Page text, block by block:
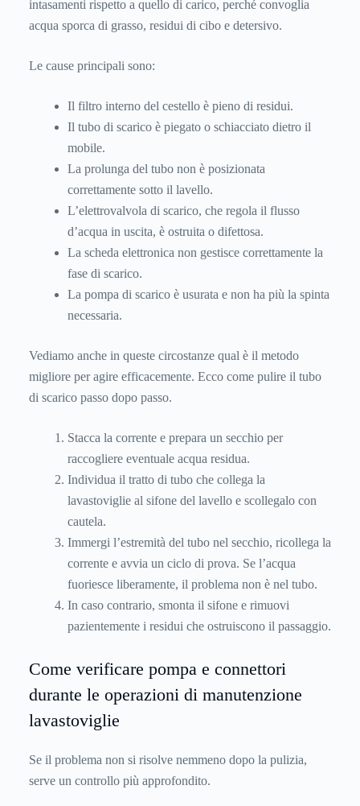
intasamenti rispetto a quello di carico, perché convoglia
acqua sporca di grasso, residui di cibo e detersivo.
Le cause principali sono:
Il filtro interno del cestello è pieno di residui.
Il tubo di scarico è piegato o schiacciato dietro il
mobile.
La prolunga del tubo non è posizionata
correttamente sotto il lavello.
L’elettrovalvola di scarico, che regola il flusso
d’acqua in uscita, è ostruita o difettosa.
La scheda elettronica non gestisce correttamente la
fase di scarico.
La pompa di scarico è usurata e non ha più la spinta
necessaria.
Vediamo anche in queste circostanze qual è il metodo
migliore per agire efficacemente. Ecco come pulire il tubo
di scarico passo dopo passo.
Stacca la corrente e prepara un secchio per
raccogliere eventuale acqua residua.
Individua il tratto di tubo che collega la
lavastoviglie al sifone del lavello e scollegalo con
cautela.
Immergi l’estremità del tubo nel secchio, ricollega la
corrente e avvia un ciclo di prova. Se l’acqua
fuoriesce liberamente, il problema non è nel tubo.
In caso contrario, smonta il sifone e rimuovi
pazientemente i residui che ostruiscono il passaggio.
Come verificare pompa e connettori
durante le operazioni di manutenzione
lavastoviglie
Se il problema non si risolve nemmeno dopo la pulizia,
serve un controllo più approfondito.